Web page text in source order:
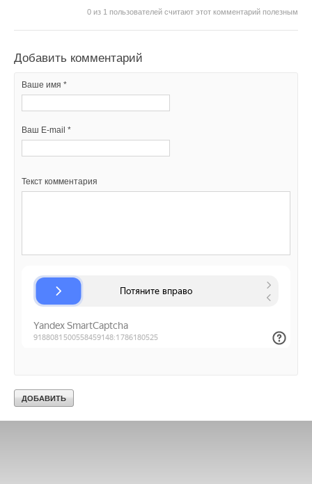
0 из 1 пользователей считают этот комментарий полезным
Добавить комментарий
Ваше имя *
Ваш E-mail *
Текст комментария